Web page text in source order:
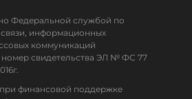
Федеральной службой по
информационных
коммуникаций
свидетельства ЭЛ № ФС 77
финансовой поддержке